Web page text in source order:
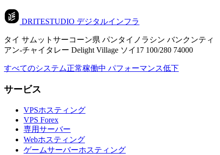
DRITESTUDIO デジタルインフラ
タイ サムットサーコーン県 パンタイノラシン バンクンティ
アン-チャイタレー Delight Village ソイ17 100/280 74000
すべてのシステム正常稼働中 パフォーマンス低下
サービス
VPSホスティング
VPS Forex
専用サーバー
Webホスティング
ゲームサーバーホスティング